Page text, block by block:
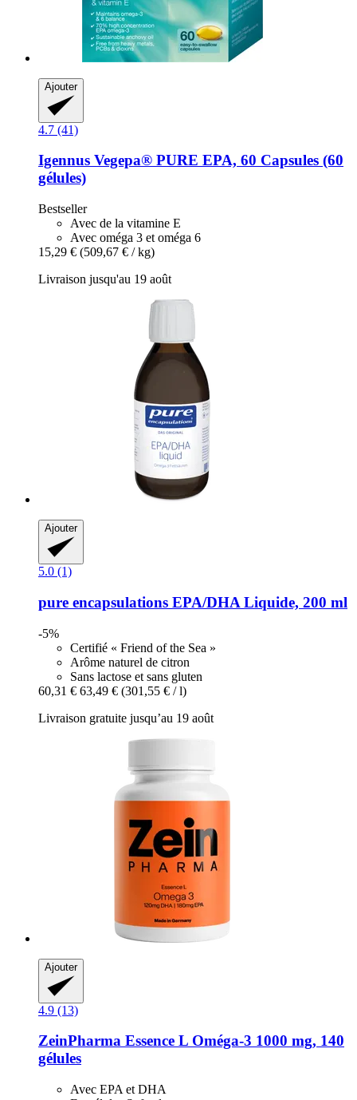
Ajouter
4.7 (41)
Igennus Vegepa® PURE EPA, 60 Capsules (60
gélules)
Bestseller
Avec de la vitamine E
Avec oméga 3 et oméga 6
15,29 € (509,67 € / kg)
Livraison jusqu'au 19 août
Ajouter
5.0 (1)
pure encapsulations EPA/DHA Liquide, 200 ml
-5%
Certifié « Friend of the Sea »
Arôme naturel de citron
Sans lactose et sans gluten
60,31 € 63,49 € (301,55 € / l)
Livraison gratuite jusqu’au 19 août
Ajouter
4.9 (13)
ZeinPharma Essence L Oméga-​3 1000 mg, 140
gélules
Avec EPA et DHA